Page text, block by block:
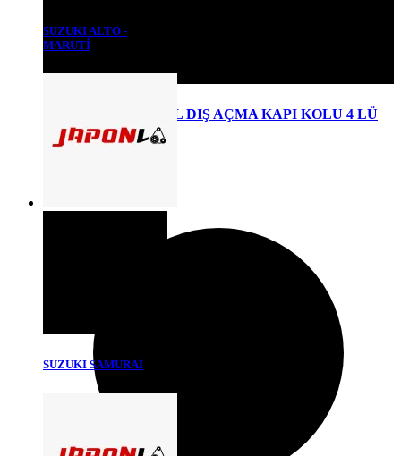
SUZUKI ALTO -
MARUTİ
SUZUKI SAMURAİ
SWIFT 90/03 MODEL DIŞ AÇMA KAPI KOLU 4 LÜ
KAMPANYA